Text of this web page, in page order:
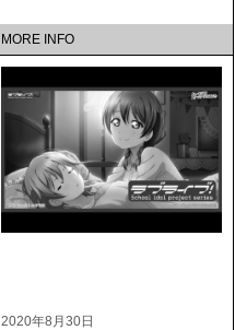
MORE INFO
2020年8月30日